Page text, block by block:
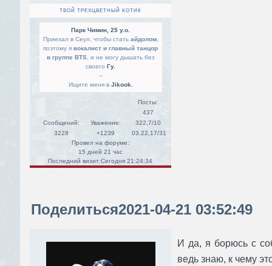
ТВОЙ ТРЕХЦВЕТНЫЙ КОТИК
Парк Чимин, 25 y.o.
Приехал в Сеул, чтобы стать айдолом,
поэтому я вокалист и главный танцор
в группе BTS, и не могу дышать без
своего Гу.
--
Ищите меня в Jikook.
Сообщений:
3228
Уважение:
+1239
Посты:
437
322,7/10
03.22,17/31
Провел на форуме:
15 дней 21 час
Последний визит:Сегодня 21:24:34
Поделиться2021-04-21 03:52:49
И да, я борюсь с
ведь знаю, к чему